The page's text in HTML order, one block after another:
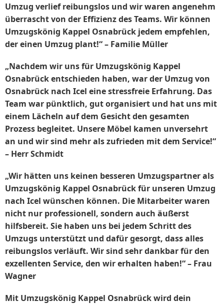
Umzug verlief reibungslos und wir waren angenehm
überrascht von der Effizienz des Teams. Wir können
Umzugskönig Kappel Osnabrück jedem empfehlen,
der einen Umzug plant!“ – Familie Müller
„Nachdem wir uns für Umzugskönig Kappel
Osnabrück entschieden haben, war der Umzug von
Osnabrück nach Icel eine stressfreie Erfahrung. Das
Team war pünktlich, gut organisiert und hat uns mit
einem Lächeln auf dem Gesicht den gesamten
Prozess begleitet. Unsere Möbel kamen unversehrt
an und wir sind mehr als zufrieden mit dem Service!“
– Herr Schmidt
„Wir hätten uns keinen besseren Umzugspartner als
Umzugskönig Kappel Osnabrück für unseren Umzug
nach Icel wünschen können. Die Mitarbeiter waren
nicht nur professionell, sondern auch äußerst
hilfsbereit. Sie haben uns bei jedem Schritt des
Umzugs unterstützt und dafür gesorgt, dass alles
reibungslos verläuft. Wir sind sehr dankbar für den
exzellenten Service, den wir erhalten haben!“ – Frau
Wagner
Mit Umzugskönig Kappel Osnabrück wird dein